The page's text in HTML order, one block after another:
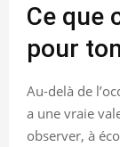
Ce que
pour
Au-delà de
a une vraie
observer, à